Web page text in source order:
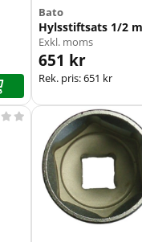
Bato
Hylsstiftsats 1/2
Exkl. moms
651 kr
Rek. pris:651 kr
 